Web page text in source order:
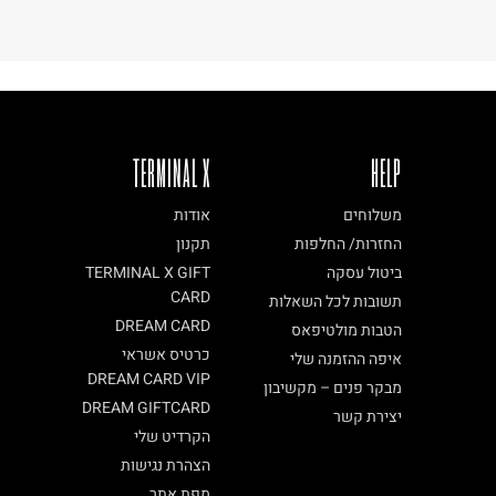
TERMINAL X
אודות
תקנון
TERMINAL X GIFT
CARD
DREAM CARD
כרטיס אשראי
DREAM CARD VIP
DREAM GIFTCARD
הקרדיט שלי
הצהרת נגישות
HELP
משלוחים
החזרות/ החלפות
ביטול עסקה
תשובות לכל השאלות
הטבות מולטיפאס
איפה ההזמנה שלי
מבקר פנים – מקשיבון
יצירת קשר